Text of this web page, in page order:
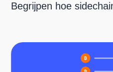
Begrijpen hoe